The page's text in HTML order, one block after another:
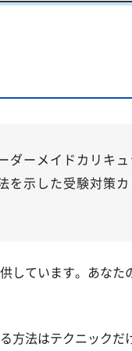
ダーメイドカリキ
を示した受験対策
しています。あなた
方法はテクニックだ